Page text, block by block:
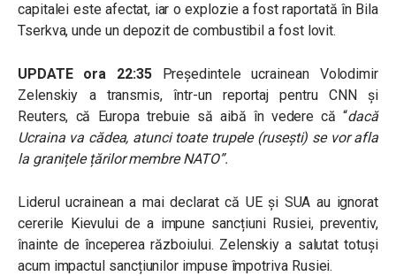
capitalei este afectat, iar o explozie a fost raportată în Bila
Tserkva, unde un depozit de combustibil a fost lovit.
UPDATE ora 22:35 Președintele ucrainean Volodimir
Zelenskiy a transmis, într-un reportaj pentru CNN și
Reuters, că Europa trebuie să aibă în vedere că “dacă
Ucraina va cădea, atunci toate trupele (rusești) se vor afla
la granițele țărilor membre NATO”.
Liderul ucrainean a mai declarat că UE și SUA au ignorat
cererile Kievului de a impune sancțiuni Rusiei, preventiv,
înainte de începerea războiului. Zelenskiy a salutat totuși
acum impactul sancțiunilor impuse împotriva Rusiei.